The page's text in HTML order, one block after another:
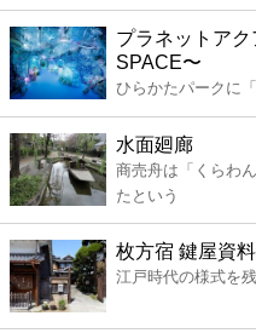
エンタメ
レジャー
書店
ファミレス
ファーストフード
プラネットア
SPACE〜
ひらかたパークに
水面廻廊
商売舟は「くらわ
たという
枚方宿 鍵屋資
江戸時代の様式を